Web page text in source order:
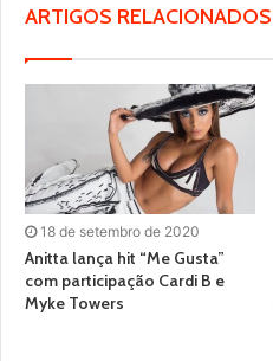
ARTIGOS RELACIONADOS
18 de setembro de 2020
Anitta lança hit “Me Gusta”
com participação Cardi B e
Myke Towers